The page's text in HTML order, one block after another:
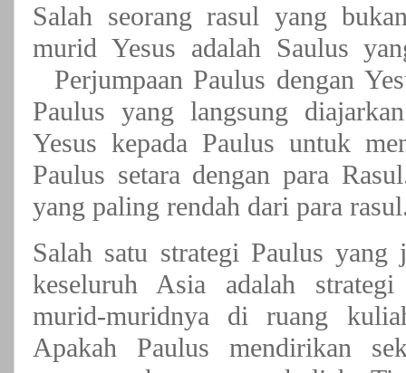
Salah seorang rasul yang
murid Yesus adalah Saulus
Perjumpaan Paulus dengan
Paulus yang langsung
Yesus kepada Paulus untuk
Paulus setara dengan para
yang paling rendah dari para
Salah satu strategi Paulus
keseluruh Asia adalah
murid-muridnya di ruang
Apakah Paulus mendirikan